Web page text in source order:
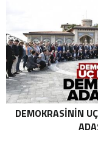
ORTAK
TAŞPINAR
DEMOKRASININ